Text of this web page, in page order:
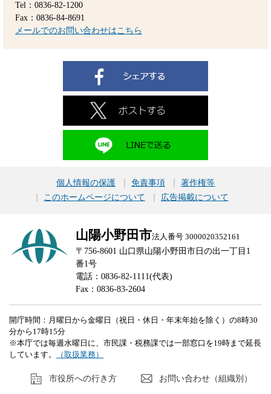
Tel：0836-82-1200
Fax：0836-84-8691
メールでのお問い合わせはこちら
個人情報の保護 免責事項
著作権等
このホームページについて
広告掲載について
山陽小野田市法人番号 3000020352161
〒756-8601 山口県山陽小野田市日の出一丁目1
番1号
電話：0836-82-1111(代表)
Fax：0836-83-2604
開庁時間：月曜日から金曜日（祝日・休日・年末年始を除く）の8時30
分から17時15分
※本庁では毎週水曜日に、市民課・税務課では一部窓口を19時まで延長
しています。
（取扱業務）
市役所への行き方 お問い合わせ（組織別）